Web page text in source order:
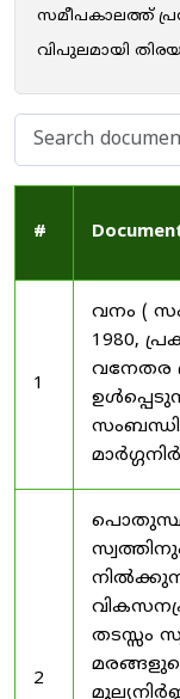
സമീപകാലത്ത്
വിപുലമായി
#
1
വനം (
1980,
വനേതര
2
തടസ്സം